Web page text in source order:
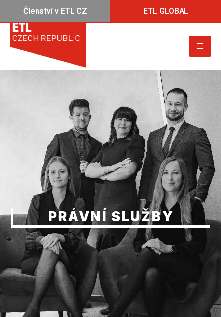
Členství v ETL CZ ETL GLOBAL
PRÁVNÍ SLUŽBY